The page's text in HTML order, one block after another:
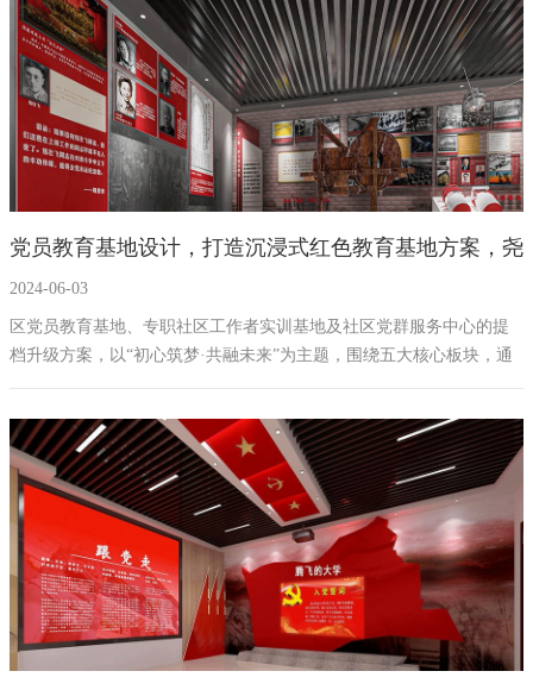
的口腔健康教育资源，也为口腔医院的学术声誉和品牌形象注入新的
活力，为推动“健康中国”战略做出贡献。
党员教育基地设计，打造沉浸式红色教育基地方案，尧
都多媒体展厅设计公司
2024-06-03
区党员教育基地、专职社区工作者实训基地及社区党群服务中心的提
档升级方案，以“初心筑梦·共融未来”为主题，围绕五大核心板块，通
过创新的展示技术和丰富的互动体验，旨在打造一个集教育性、参与
的实施，将有效推动**区党建工作和社区治理迈上新台阶，成为区域
乃至全国范围内具有示范意义的亮点项目。